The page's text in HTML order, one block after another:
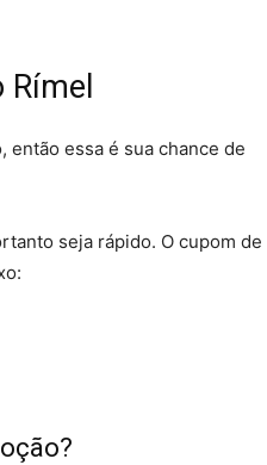
então essa é sua chance de
seja rápido. O cupom de